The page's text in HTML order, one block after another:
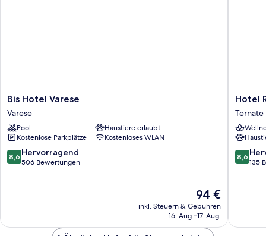
Bis
Hotel
Varese
Varese
Bis Hotel Varese
Varese
Pool
Haustiere erlaubt
Kostenlose Parkplätze
Kostenloses WLAN
8.6
von
8,6 Hervorragend
506 Bewertungen
Der
Preis
beträgt
94 €
inkl. Steuern & Gebühren
16. Aug.–17. Aug.
Hotel
Ternate
Hotel
Ternate
8.6
von
8,6
135